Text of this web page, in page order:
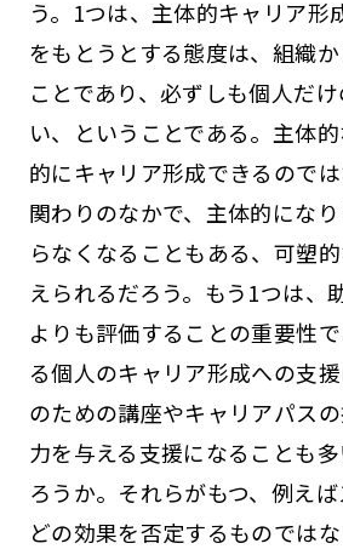
う。1つは、主体的キャリア形
をもとうとする態度は、組織
ことであり、必ずしも個人だ
い、ということである。主体
的にキャリア形成できるので
関わりのなかで、主体的にな
らなくなることもある、可塑
えられるだろう。もう1つは、
よりも評価することの重要性
る個人のキャリア形成への支
のための講座やキャリアパス
力を与える支援になることも
ろうか。それらがもつ、例え
どの効果を否定するものでは